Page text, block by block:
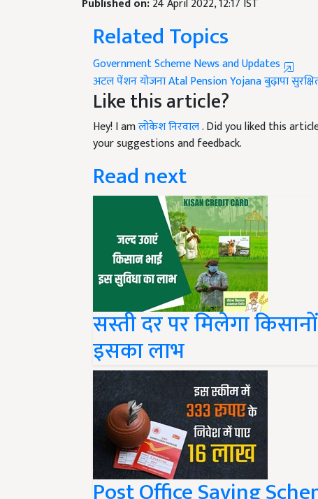
Related Topics
Government Scheme News and Updates
अटल पेंशन योजनाAtal Pension Yojanaबुढ़ापा सुरक्षित
Like this article?
Hey! I amलोकेश निरवाल. Did you liked this
your suggestions and feedback.
Read next
सस्ती दर पर मिलेगा
इसका लाभ
Post Office Saving